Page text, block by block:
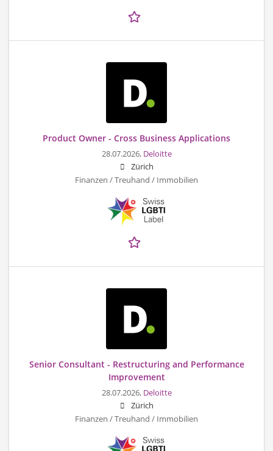
Product Owner - Cross Business Applications
28.07.2026, Deloitte
Zürich
Finanzen / Treuhand / Immobilien
Senior Consultant - Restructuring and Performance
Improvement
28.07.2026, Deloitte
Zürich
Finanzen / Treuhand / Immobilien